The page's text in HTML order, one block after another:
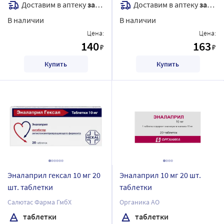
Доставим в аптекузавтра
В наличии
Цена:
140₽
Купить
Доставим в аптекузавтра
В наличии
Цена:
163₽
Купить
Эналаприл гексал 10 мг 20
шт. таблетки
Салютас Фарма ГмбХ
таблетки
Эналаприл 10 мг 20 шт.
таблетки
Органика АО
таблетки